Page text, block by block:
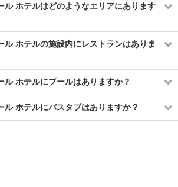
ル ホテルはどのようなエリアにあります
ル ホテルの施設内にレストランはありま
ル ホテルにプールはありますか？
ル ホテルにバスタブはありますか？